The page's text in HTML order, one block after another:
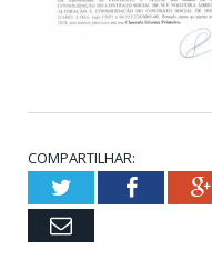
COMPARTILHAR:
TwitterFacebook
Email